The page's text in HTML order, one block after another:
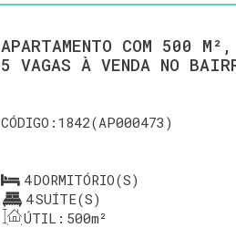
APARTAMENTO COM 500
5 VAGAS À VENDA NO
1842(AP000473)
4DORMITÓRIO(S)
4SUÍTE(S)
ÚTIL: 500m²